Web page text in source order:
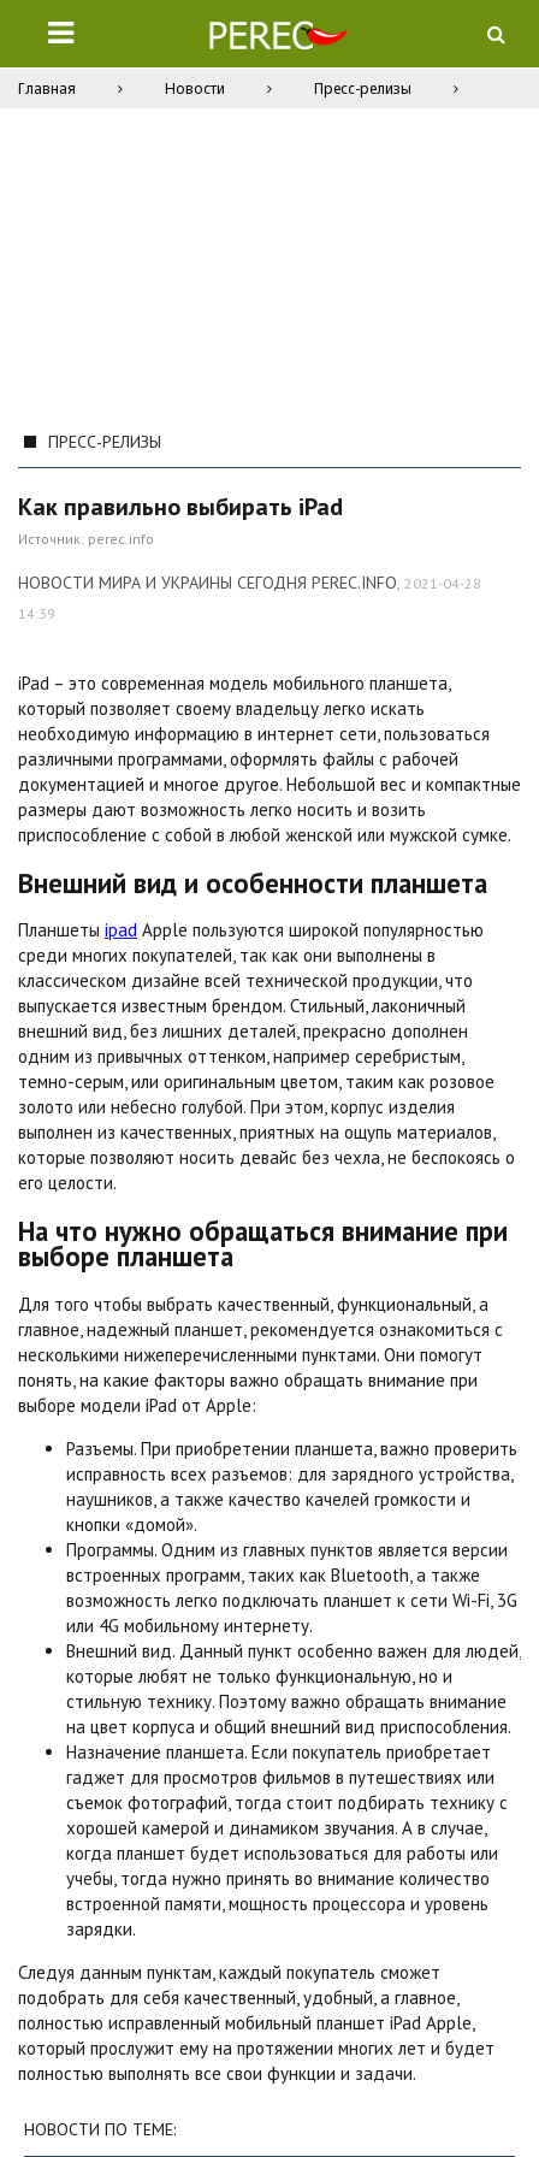
Главная Новости Пресс-релизы
ПРЕСС-РЕЛИЗЫ
Как правильно выбирать iPad
Источник: perec.info
НОВОСТИ МИРА И УКРАИНЫ СЕГОДНЯ PEREC.INFO, 2021-04-28
14:39
iPad – это современная модель мобильного планшета,
который позволяет своему владельцу легко искать
необходимую информацию в интернет сети, пользоваться
различными программами, оформлять файлы с рабочей
документацией и многое другое. Небольшой вес и компактные
размеры дают возможность легко носить и возить
приспособление с собой в любой женской или мужской сумке.
Внешний вид и особенности планшета
Планшеты ipad Apple пользуются широкой популярностью
среди многих покупателей, так как они выполнены в
классическом дизайне всей технической продукции, что
выпускается известным брендом. Стильный, лаконичный
внешний вид, без лишних деталей, прекрасно дополнен
одним из привычных оттенком, например серебристым,
темно-серым, или оригинальным цветом, таким как розовое
золото или небесно голубой. При этом, корпус изделия
выполнен из качественных, приятных на ощупь материалов,
которые позволяют носить девайс без чехла, не беспокоясь о
его целости.
На что нужно обращаться внимание при
выборе планшета
Для того чтобы выбрать качественный, функциональный, а
главное, надежный планшет, рекомендуется ознакомиться с
несколькими нижеперечисленными пунктами. Они помогут
понять, на какие факторы важно обращать внимание при
выборе модели iPad от Apple:
Разъемы. При приобретении планшета, важно проверить
исправность всех разъемов: для зарядного устройства,
наушников, а также качество качелей громкости и
кнопки «домой».
Программы. Одним из главных пунктов является версии
встроенных программ, таких как Bluetooth, а также
возможность легко подключать планшет к сети Wi-Fi, 3G
или 4G мобильному интернету.
Внешний вид. Данный пункт особенно важен для людей,
которые любят не только функциональную, но и
стильную технику. Поэтому важно обращать внимание
на цвет корпуса и общий внешний вид приспособления.
Назначение планшета. Если покупатель приобретает
гаджет для просмотров фильмов в путешествиях или
съемок фотографий, тогда стоит подбирать технику с
хорошей камерой и динамиком звучания. А в случае,
когда планшет будет использоваться для работы или
учебы, тогда нужно принять во внимание количество
встроенной памяти, мощность процессора и уровень
зарядки.
Следуя данным пунктам, каждый покупатель сможет
подобрать для себя качественный, удобный, а главное,
полностью исправленный мобильный планшет iPad Apple,
который прослужит ему на протяжении многих лет и будет
полностью выполнять все свои функции и задачи.
НОВОСТИ ПО ТЕМЕ: